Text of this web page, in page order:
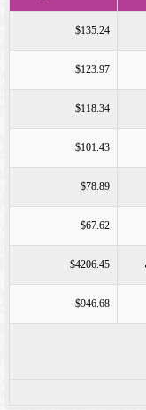
$135.24
$123.97
$118.34
$101.43
$78.89
$67.62
$4206.45
$946.68